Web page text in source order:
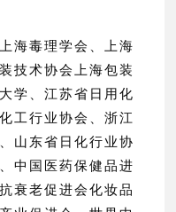
海毒理学会、上海
技术协会上海包装
学、江苏省日用化
工行业协会、浙江
山东省日化行业协
中国医药保健品进
衰老促进会化妆品